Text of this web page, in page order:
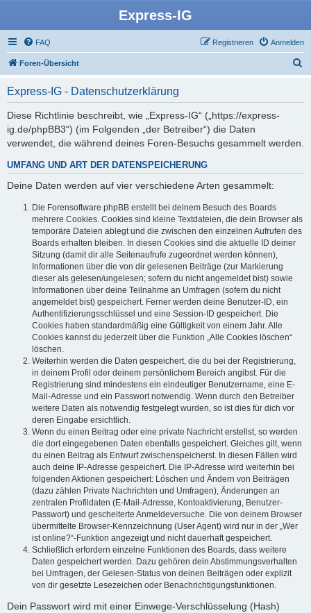
Express-IG
FAQ Anmelden
Registrieren
Foren-Übersicht
Express-IG - Datenschutzerklärung
Diese Richtlinie beschreibt, wie „Express-IG“ („https://express-
ig.de/phpBB3“) (im Folgenden „der Betreiber“) die Daten
verwendet, die während deines Foren-Besuchs gesammelt werden.
UMFANG UND ART DER DATENSPEICHERUNG
Deine Daten werden auf vier verschiedene Arten gesammelt:
Die Forensoftware phpBB erstellt bei deinem Besuch des Boards
mehrere Cookies. Cookies sind kleine Textdateien, die dein Browser als
temporäre Dateien ablegt und die zwischen den einzelnen Aufrufen des
Boards erhalten bleiben. In diesen Cookies sind die aktuelle ID deiner
Sitzung (damit dir alle Seitenaufrufe zugeordnet werden können),
Informationen über die von dir gelesenen Beiträge (zur Markierung
dieser als gelesen/ungelesen; sofern du nicht angemeldet bist) sowie
Informationen über deine Teilnahme an Umfragen (sofern du nicht
angemeldet bist) gespeichert. Ferner werden deine Benutzer-ID, ein
Authentifizierungsschlüssel und eine Session-ID gespeichert. Die
Cookies haben standardmäßig eine Gültigkeit von einem Jahr. Alle
Cookies kannst du jederzeit über die Funktion „Alle Cookies löschen“
löschen.
Weiterhin werden die Daten gespeichert, die du bei der Registrierung,
in deinem Profil oder deinem persönlichem Bereich angibst. Für die
Registrierung sind mindestens ein eindeutiger Benutzername, eine E-
Mail-Adresse und ein Passwort notwendig. Wenn durch den Betreiber
weitere Daten als notwendig festgelegt wurden, so ist dies für dich vor
deren Eingabe ersichtlich.
Wenn du einen Beitrag oder eine private Nachricht erstellst, so werden
die dort eingegebenen Daten ebenfalls gespeichert. Gleiches gilt, wenn
du einen Beitrag als Entwurf zwischenspeicherst. In diesen Fällen wird
auch deine IP-Adresse gespeichert. Die IP-Adresse wird weiterhin bei
folgenden Aktionen gespeichert: Löschen und Ändern von Beiträgen
(dazu zählen Private Nachrichten und Umfragen), Änderungen an
zentralen Profildaten (E-Mail-Adresse, Kontoaktivierung, Benutzer-
Passwort) und gescheiterte Anmeldeversuche. Die von deinem Browser
übermittelte Browser-Kennzeichnung (User Agent) wird nur in der „Wer
ist online?“-Funktion angezeigt und nicht dauerhaft gespeichert.
Schließlich erfordern einzelne Funktionen des Boards, dass weitere
Daten gespeichert werden. Dazu gehören dein Abstimmungsverhalten
bei Umfragen, der Gelesen-Status von deinen Beiträgen oder explizit
von dir gesetzte Lesezeichen oder Benachrichtigungsfunktionen.
Dein Passwort wird mit einer Einwege-Verschlüsselung (Hash)